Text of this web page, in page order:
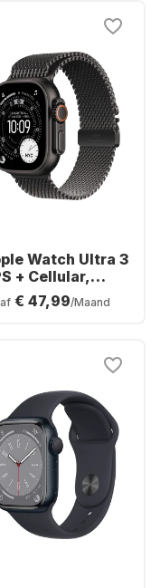
Watch Ultra 3
+ Cellular,
kast,
band, 49
€ 47,99/Maand